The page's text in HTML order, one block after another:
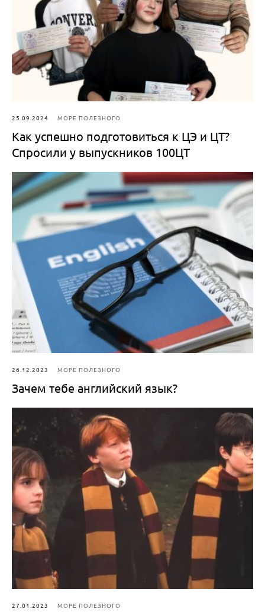
25.09.2024 МОРЕ ПОЛЕЗНОГО
Как успешно подготовиться к ЦЭ и ЦТ?
Спросили у выпускников 100ЦТ
26.12.2023 МОРЕ ПОЛЕЗНОГО
Зачем тебе английский язык?
27.01.2023 МОРЕ ПОЛЕЗНОГО